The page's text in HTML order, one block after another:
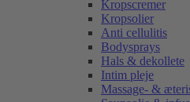
Kropscremer
Kropsolier
Anti cellulitis
Bodysprays
Hals & dekollete
Intim pleje
Massage- &